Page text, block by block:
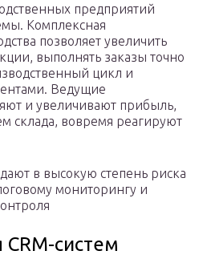
предприятий
Комплексная
позволяет увеличить
выполнять заказы точно
цикл и
Ведущие
и увеличивают прибыль,
склада, вовремя реагируют
в высокую степень риска
мониторингу и
систем